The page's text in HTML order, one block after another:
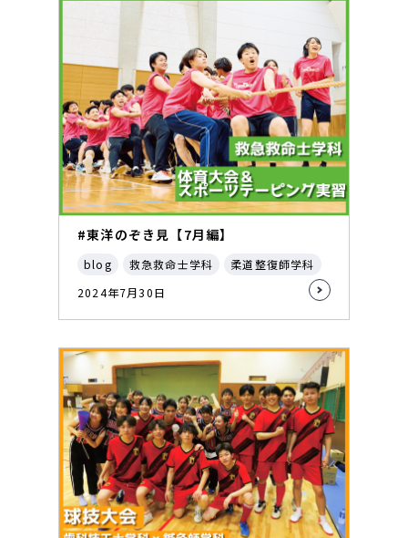
#東洋のぞき見【7月編】
blog 救急救命士学科
柔道整復師学科
2024年7月30日